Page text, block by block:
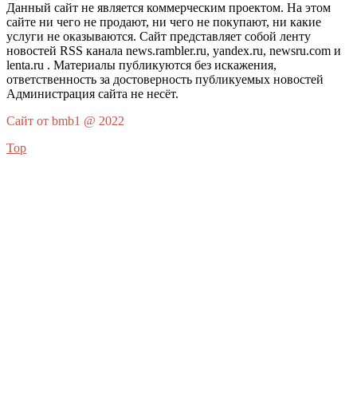
Данный сайт не является коммерческим проектом. На этом
сайте ни чего не продают, ни чего не покупают, ни какие
услуги не оказываются. Сайт представляет собой ленту
новостей RSS канала news.rambler.ru, yandex.ru, newsru.com и
lenta.ru . Материалы публикуются без искажения,
ответственность за достоверность публикуемых новостей
Администрация сайта не несёт.
Сайт от bmb1 @ 2022
Top